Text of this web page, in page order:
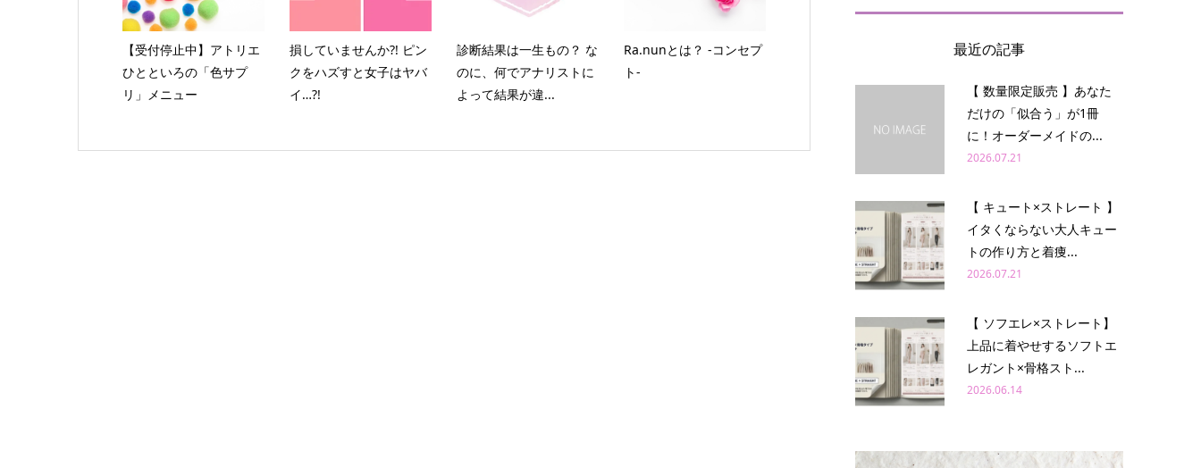
【受付停止中】アトリエ
ひとといろの「色サプ
リ」メニュー
損していませんか?! ピン
クをハズすと女子はヤバ
イ…?!
診断結果は一生もの？ な
のに、何でアナリストに
よって結果が違...
Ra.nunとは？ -コンセプ
ト-
最近の記事
【 数量限定販売 】あなた
だけの「似合う」が1冊
に！オーダーメイドの...
2026.07.21
【 キュート×ストレート 】
イタくならない大人キュー
トの作り方と着痩...
2026.07.21
【 ソフエレ×ストレート】
上品に着やせするソフトエ
レガント×骨格スト...
2026.06.14